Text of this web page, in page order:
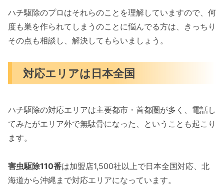
ハチ駆除のプロはそれらのことを理解していますので、何
度も巣を作られてしまうのことに悩んでる方は、きっちり
その点も相談し、解決してもらいましょう。
対応エリアは日本全国
ハチ駆除の対応エリアは主要都市・首都圏が多く、電話し
てみたがエリア外で無駄骨になった、ということも起こり
ます。
害虫駆除110番は加盟店1,500社以上で日本全国対応、北
海道から沖縄まで対応エリアになっています。